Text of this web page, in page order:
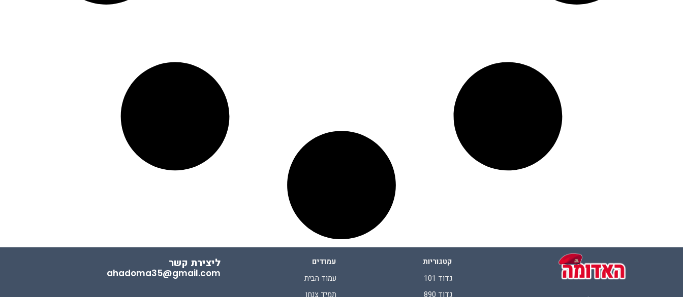
קטגוריות
גדוד 101
גדוד 890
עמודים
עמוד הבית
תמיד צנחן
ליצירת קשר
ahadoma35@gmail.com